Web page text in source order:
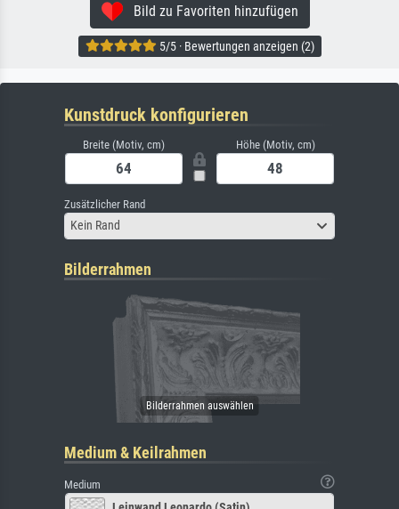
Bild zu Favoriten hinzufügen
5/5 · Bewertungen anzeigen (2)
Kunstdruck konfigurieren
Breite (Motiv, cm) Höhe (Motiv, cm)
Zusätzlicher Rand
Kein Rand
Bilderrahmen
Medium & Keilrahmen
Medium